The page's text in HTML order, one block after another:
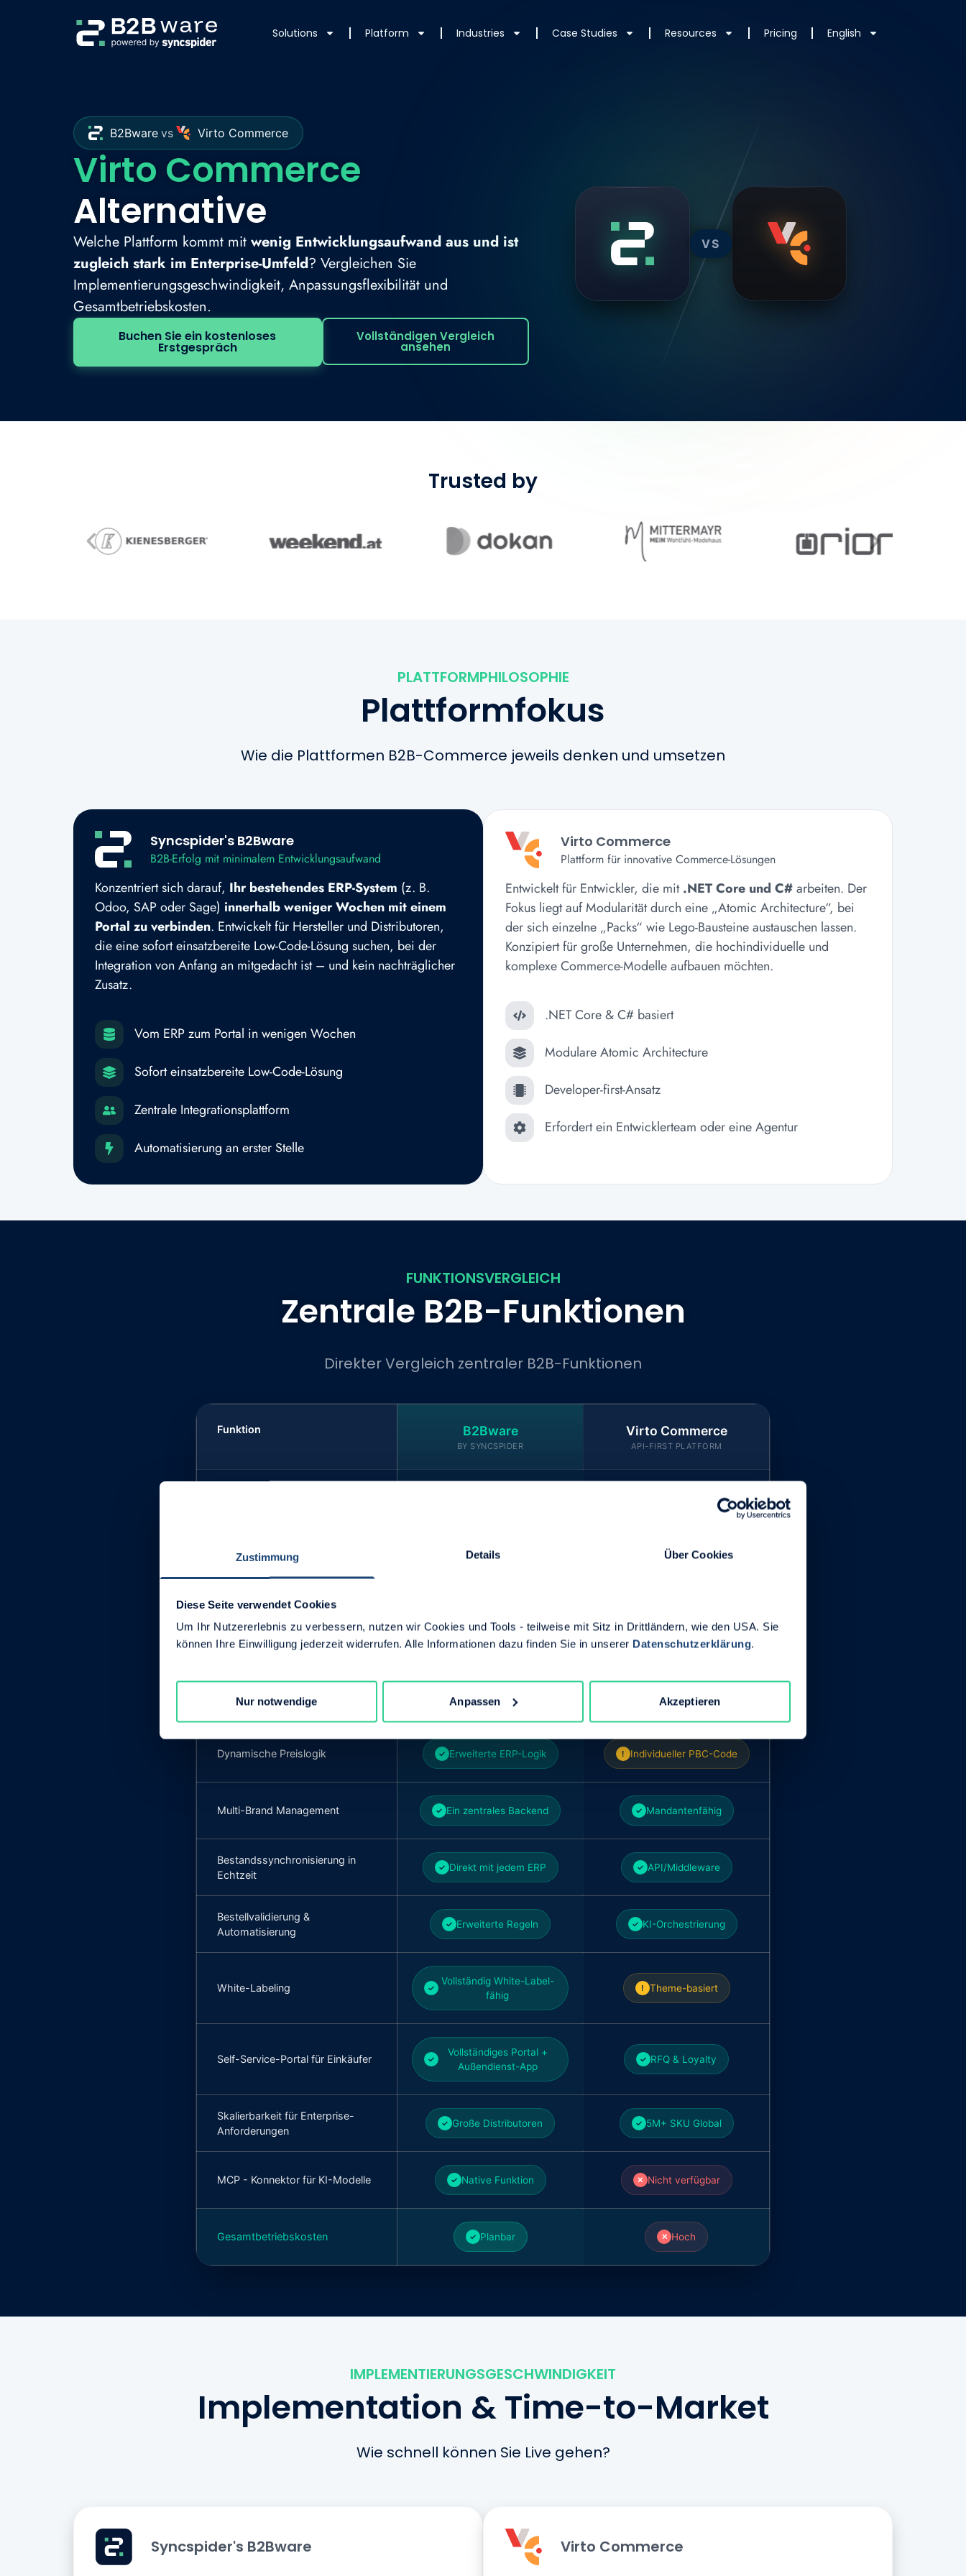
Zustimmung Details Über Cookies
Diese Seite verwendet Cookies
Um Ihr Nutzererlebnis zu verbessern, nutzen wir Cookies und Tools - teilweise mit Sitz in Drittländern, wie den USA. Sie
können Ihre Einwilligung jederzeit widerrufen. Alle Informationen dazu finden Sie in unserer Datenschutzerklärung.
Nur notwendige Anpassen Akzeptieren
Solutions Platform Industries Case Studies Resources Pricing English
B2Bware vs Virto Commerce
Virto Commerce
Alternative
Welche Plattform kommt mit wenig Entwicklungsaufwand aus und ist
zugleich stark im Enterprise-Umfeld? Vergleichen Sie
Implementierungsgeschwindigkeit, Anpassungsflexibilität und
Gesamtbetriebskosten.
Buchen Sie ein kostenloses
Erstgespräch
Vollständigen Vergleich
ansehen
VS
Trusted by
PLATTFORMPHILOSOPHIE
Plattformfokus
Wie die Plattformen B2B-Commerce jeweils denken und umsetzen
Syncspider's B2Bware
B2B-Erfolg mit minimalem Entwicklungsaufwand
Konzentriert sich darauf, Ihr bestehendes ERP-System (z. B.
Odoo, SAP oder Sage) innerhalb weniger Wochen mit einem
Portal zu verbinden. Entwickelt für Hersteller und Distributoren,
die eine sofort einsatzbereite Low-Code-Lösung suchen, bei der
Integration von Anfang an mitgedacht ist – und kein nachträglicher
Zusatz.
Vom ERP zum Portal in wenigen Wochen
Sofort einsatzbereite Low-Code-Lösung
Zentrale Integrationsplattform
Automatisierung an erster Stelle
Virto Commerce
Plattform für innovative Commerce-Lösungen
Entwickelt für Entwickler, die mit.NET Core und C#arbeiten. Der
Fokus liegt auf Modularität durch eine „Atomic Architecture“, bei
der sich einzelne „Packs“ wie Lego-Bausteine austauschen lassen.
Konzipiert für große Unternehmen, die hochindividuelle und
komplexe Commerce-Modelle aufbauen möchten.
.NET Core & C# basiert
Modulare Atomic Architecture
Developer-first-Ansatz
Erfordert ein Entwicklerteam oder eine Agentur
FUNKTIONSVERGLEICH
Zentrale B2B-Funktionen
Direkter Vergleich zentraler B2B-Funktionen
Funktion B2Bware
BY SYNCSPIDER
Virto Commerce
API-FIRST PLATFORM
Atomar modular
ERP/PIM Integration
Kundenspezifische
Preisgestaltung
✓ Unbegrenzte Preisstufen Individuelle Module
Individuelle Kataloge pro Einkäufer ✓ Native Funktion Personalisiert
Dynamische Preislogik ✓ Erweiterte ERP-Logik ! Individueller PBC-Code
Multi-Brand Management ✓ Ein zentrales Backend ✓ Mandantenfähig
Bestandssynchronisierung in
Echtzeit
✓ Direkt mit jedem ERP ✓ API/Middleware
Bestellvalidierung &
Automatisierung
✓ Erweiterte Regeln ✓ KI-Orchestrierung
White-Labeling ✓
Vollständig White-Label-
fähig
! Theme-basiert
Self-Service-Portal für Einkäufer ✓
Vollständiges Portal +
Außendienst-App
✓ RFQ & Loyalty
Skalierbarkeit für Enterprise-
Anforderungen
✓ Große Distributoren ✓ 5M+ SKU Global
MCP - Konnektor für KI-Modelle ✓ Native Funktion ✕ Nicht verfügbar
Gesamtbetriebskosten ✓ Planbar ✕ Hoch
IMPLEMENTIERUNGSGESCHWINDIGKEIT
Implementation & Time-to-Market
Wie schnell können Sie Live gehen?
Syncspider's B2Bware Virto Commerce